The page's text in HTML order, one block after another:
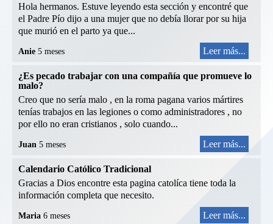
Hola hermanos. Estuve leyendo esta sección y encontré que
el Padre Pío dijo a una mujer que no debía llorar por su hija
que murió en el parto ya que...
Anie 5 meses Leer más...
¿Es pecado trabajar con una compañía que promueve lo
malo?
Creo que no sería malo , en la roma pagana varios mártires
tenías trabajos en las legiones o como administradores , no
por ello no eran cristianos , solo cuando...
Juan 5 meses Leer más...
Calendario Católico Tradicional
Gracias a Dios encontre esta pagina catolíca tiene toda la
información completa que necesito.
Maria 6 meses Leer más...